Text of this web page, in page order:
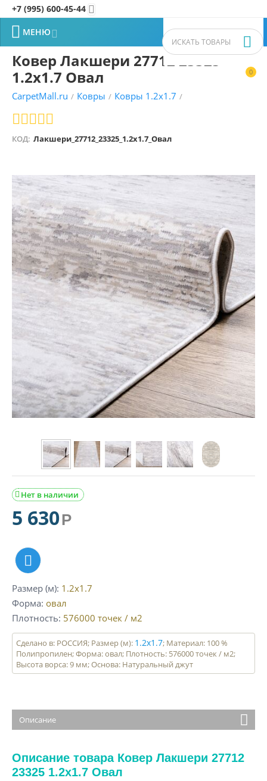
+7 (995) 600-45-44 
0


 МЕНЮ
Ковер Лакшери 27712 23325
1.2x1.7 Овал
CarpetMall.ru / Ковры / Ковры 1.2x1.7 /
КОД: Лакшери_27712_23325_1.2x1.7_Овал
Нет в наличии

5 630Р
Размер (м) 1.2x1.7
Форма овал
Плотность 576000 точек / м2
Сделано в: РОССИЯ; Размер (м): 1.2x1.7; Материал: 100 %
Полипропилен; Форма: овал; Плотность: 576000 точек / м2;
Высота ворса: 9 мм; Основа: Натуральный джут
Описание
Описание товара Ковер Лакшери 27712
23325 1.2x1.7 Овал